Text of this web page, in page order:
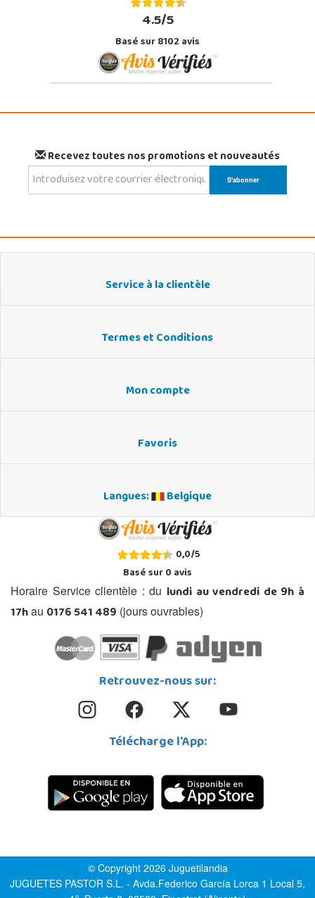
4.5/5
Basé sur 8102 avis
Recevez toutes nos promotions et nouveautés
Service à la clientèle
Termes et Conditions
Mon compte
Favoris
Langues: Belgique
0,0/5
Basé sur0avis
Horaire Service clientèle : du lundi au vendredi de 9h à
17hau 0176 541 489 (jours ouvrables)
Retrouvez-nous sur:
Télécharge l'App:
© Copyright 2026 Juguetilandia
JUGUETES PASTOR S.L. - Avda.Federico García Lorca 1 Local 5,